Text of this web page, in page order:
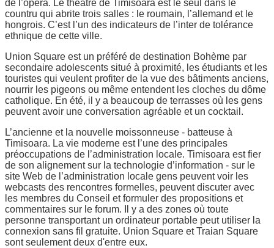
de l’opéra. Le théâtre de Timisoara est le seul dans le
countru qui abrite trois salles : le roumain, l’allemand et le
hongrois. C’est l’un des indicateurs de l’inter de tolérance
ethnique de cette ville.
Union Square est un préféré de destination Bohème par
secondaire adolescents situé à proximité, les étudiants et les
touristes qui veulent profiter de la vue des bâtiments anciens,
nourrir les pigeons ou même entendent les cloches du dôme
catholique. En été, il y a beaucoup de terrasses où les gens
peuvent avoir une conversation agréable et un cocktail.
L’ancienne et la nouvelle moissonneuse - batteuse à
Timisoara. La vie moderne est l’une des principales
préoccupations de l’administration locale. Timisoara est fier
de son alignement sur la technologie d’information - sur le
site Web de l’administration locale gens peuvent voir les
webcasts des rencontres formelles, peuvent discuter avec
les membres du Conseil et formuler des propositions et
commentaires sur le forum. Il y a des zones où toute
personne transportant un ordinateur portable peut utiliser la
connexion sans fil gratuite. Union Square et Traian Square
sont seulement deux d'entre eux.